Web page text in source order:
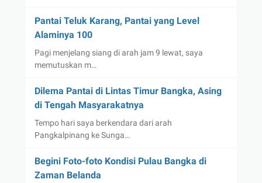
Pantai Teluk Karang, Pantai yang Level
Alaminya 100
Pagi menjelang siang di arah jam 9 lewat, saya
memutuskan m…
Dilema Pantai di Lintas Timur Bangka, Asing
di Tengah Masyarakatnya
Tempo hari saya berkendara dari arah
Pangkalpinang ke Sunga…
Begini Foto-foto Kondisi Pulau Bangka di
Zaman Belanda